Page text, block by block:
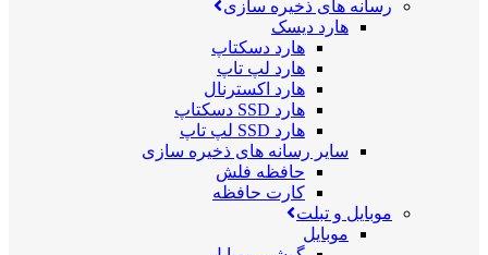
رسانه های ذخیره سازی
هارد دیسک
هارد دسکتاپ
هارد لپ تاپ
هارد اکسترنال
هارد SSD دسکتاپ
هارد SSD لپ تاپ
سایر رسانه های ذخیره سازی
حافظه فلش
کارت حافظه
موبایل و تبلت
موبایل